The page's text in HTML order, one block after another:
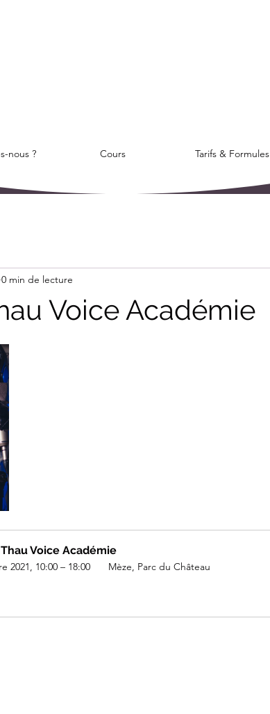
nous ? Cours Tarifs & Formules
Voice Académie
0 min de lecture
Voice Académie
2021, 10:00 – 18:00
Mèze, Parc du Château